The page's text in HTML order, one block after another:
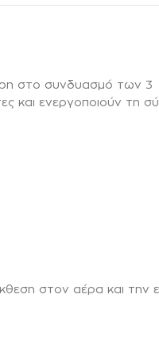
στο συνδυασμό των 3
και ενεργοποιούν τη
στον αέρα και την